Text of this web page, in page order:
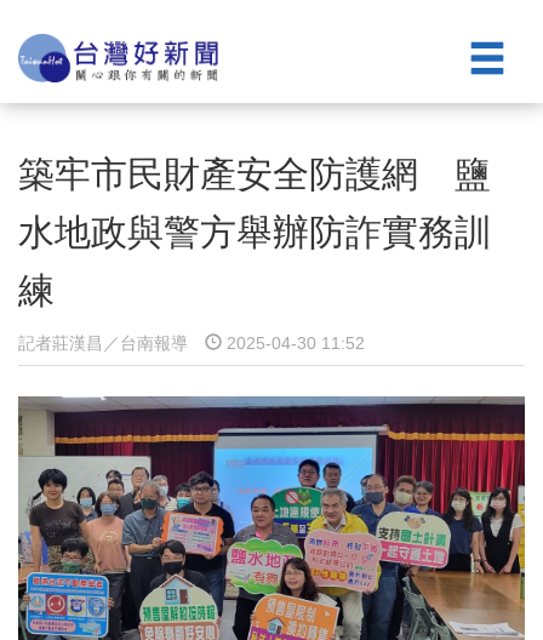
築牢市民財產安全防護網 鹽
水地政與警方舉辦防詐實務訓
練
記者莊漢昌／台南報導 2025-04-30 11:52